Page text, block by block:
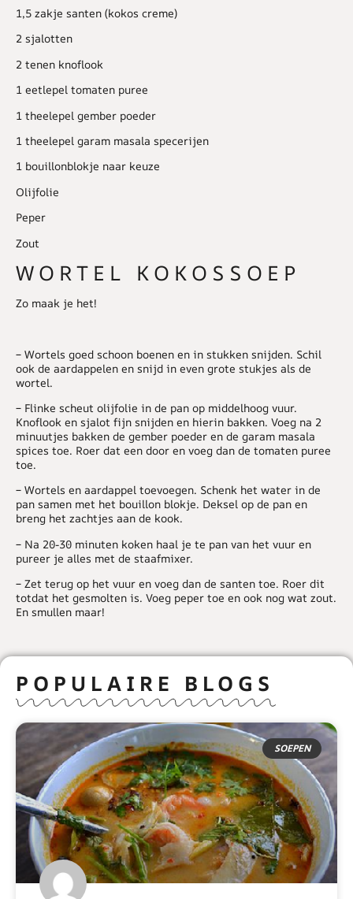
1,5 zakje santen (kokos creme)
2 sjalotten
2 tenen knoflook
1 eetlepel tomaten puree
1 theelepel gember poeder
1 theelepel garam masala specerijen
1 bouillonblokje naar keuze
Olijfolie
Peper
Zout
WORTEL KOKOSSOEP
Zo maak je het!
– Wortels goed schoon boenen en in stukken snijden. Schil
ook de aardappelen en snijd in even grote stukjes als de
wortel.
– Flinke scheut olijfolie in de pan op middelhoog vuur.
Knoflook en sjalot fijn snijden en hierin bakken. Voeg na 2
minuutjes bakken de gember poeder en de garam masala
spices toe. Roer dat een door en voeg dan de tomaten puree
toe.
– Wortels en aardappel toevoegen. Schenk het water in de
pan samen met het bouillon blokje. Deksel op de pan en
breng het zachtjes aan de kook.
– Na 20-30 minuten koken haal je te pan van het vuur en
pureer je alles met de staafmixer.
– Zet terug op het vuur en voeg dan de santen toe. Roer dit
totdat het gesmolten is. Voeg peper toe en ook nog wat zout.
En smullen maar!
POPULAIRE BLOGS
SOEPEN